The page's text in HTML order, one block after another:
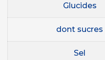
Glucides
dont sucres
Sel